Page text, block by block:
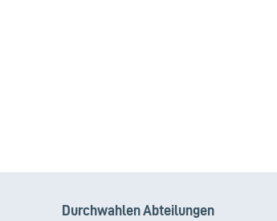
Durchwahlen Abteilungen